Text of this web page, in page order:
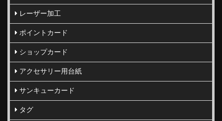
レーザー加工
ポイントカード
ショップカード
アクセサリー用台紙
サンキューカード
タグ